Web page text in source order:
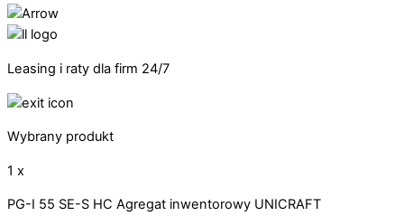
Leasing i raty dla firm 24/7
Wybrany produkt
1 x
PG-I 55 SE-S HC Agregat inwentorowy UNICRAFT